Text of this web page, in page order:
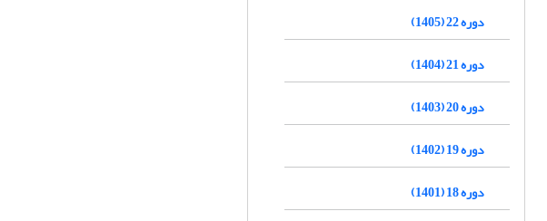
دوره 22 (1405)
دوره 21 (1404)
دوره 20 (1403)
دوره 19 (1402)
دوره 18 (1401)